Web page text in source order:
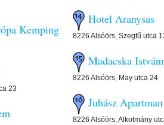
Kemping
23
Hotel Aranysas
8226 Alsóörs, Szegfű utca
Madacska
8226 Alsóörs, May utca 24
Juhász Apartman
8226 Alsóörs, Alkotmány